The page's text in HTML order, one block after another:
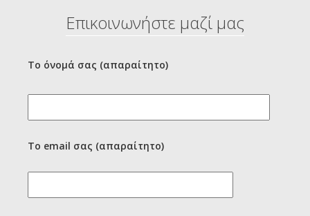
Επικοινωνήστε μαζί μας
Το όνομά σας (απαραίτητο)
Το email σας (απαραίτητο)